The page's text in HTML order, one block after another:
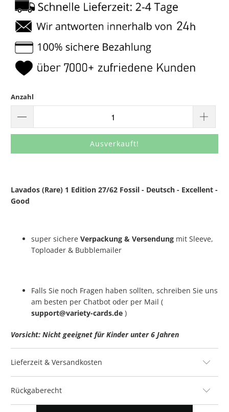
Anzahl
Ausverkauft!
Lavados (Rare) 1 Edition 27/62 Fossil - Deutsch - Excellent -
Good
super sichere Verpackung & Versendung mit Sleeve,
Toploader & Bubblemailer
Falls Sie noch Fragen haben sollten, schreiben Sie uns
am besten per Chatbot oder per Mail (
support@variety-cards.de )
Vorsicht: Nicht geeignet für Kinder unter 6 Jahren
Lieferzeit & Versandkosten
Rückgaberecht